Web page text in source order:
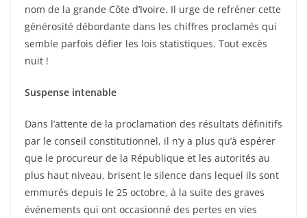
nom de la grande Côte d’Ivoire. Il urge de refréner cette
générosité débordante dans les chiffres proclamés qui
semble parfois défier les lois statistiques. Tout excès
nuit !
Suspense intenable
Dans l’attente de la proclamation des résultats définitifs
par le conseil constitutionnel, il n’y a plus qu’à espérer
que le procureur de la République et les autorités au
plus haut niveau, brisent le silence dans lequel ils sont
emmurés depuis le 25 octobre, à la suite des graves
événements qui ont occasionné des pertes en vies